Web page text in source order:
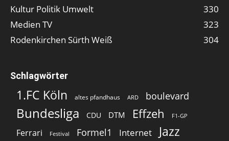
Kultur Politik Umwelt
330
Medien TV
323
Rodenkirchen Sürth Weiß
304
Schlagwörter
1.FC Köln altes pfandhaus ARD boulevard
Bundesliga CDU DTM Effzeh F1-GP
Ferrari Festival Formel1 Internet Jazz